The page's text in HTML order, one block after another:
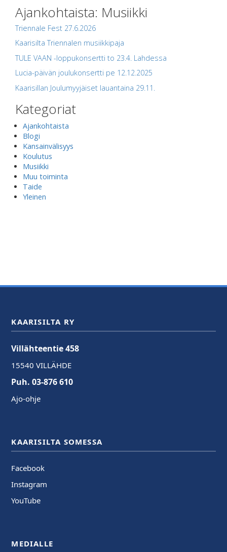
Ajankohtaista: Musiikki
Triennale Fest 27.6.2026
Kaarisilta Triennalen musiikkipaja
TULE VAAN -loppukonsertti to 23.4. Lahdessa
Lucia-päivän joulukonsertti pe 12.12.2025
Kaarisillan Joulumyyjäiset lauantaina 29.11.
Kategoriat
Ajankohtaista
Blogi
Kansainvälisyys
Koulutus
Musiikki
Muu toiminta
Taide
Yleinen
KAARISILTA RY
Villähteentie 458
15540 VILLÄHDE
Puh. 03-876 610
Ajo-ohje
KAARISILTA SOMESSA
Facebook
Instagram
YouTube
MEDIALLE